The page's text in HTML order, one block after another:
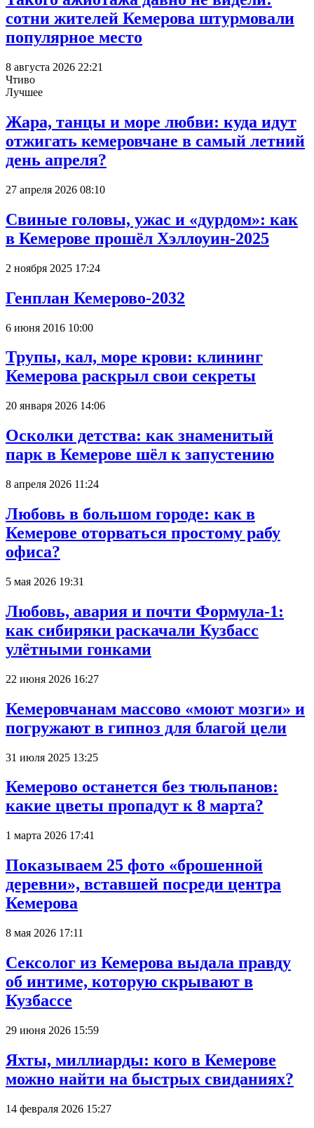
сотни жителей Кемерова штурмовали
популярное место
8 августа 2026 22:21
Чтиво
Лучшее
Жара, танцы и море любви: куда идут
отжигать кемеровчане в самый летний
день апреля?
27 апреля 2026 08:10
Свиные головы, ужас и «дурдом»: как
в Кемерове прошёл Хэллоуин-2025
2 ноября 2025 17:24
Генплан Кемерово-2032
6 июня 2016 10:00
Трупы, кал, море крови: клининг
Кемерова раскрыл свои секреты
20 января 2026 14:06
Осколки детства: как знаменитый
парк в Кемерове шёл к запустению
8 апреля 2026 11:24
Любовь в большом городе: как в
Кемерове оторваться простому рабу
офиса?
5 мая 2026 19:31
Любовь, авария и почти Формула-1:
как сибиряки раскачали Кузбасс
улётными гонками
22 июня 2026 16:27
Кемеровчанам массово «моют мозги» и
погружают в гипноз для благой цели
31 июля 2025 13:25
Кемерово останется без тюльпанов:
какие цветы пропадут к 8 марта?
1 марта 2026 17:41
Показываем 25 фото «брошенной
деревни», вставшей посреди центра
Кемерова
8 мая 2026 17:11
Сексолог из Кемерова выдала правду
об интиме, которую скрывают в
Кузбассе
29 июня 2026 15:59
Яхты, миллиарды: кого в Кемерове
можно найти на быстрых свиданиях?
14 февраля 2026 15:27